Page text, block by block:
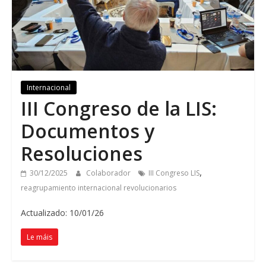
Internacional
III Congreso de la LIS:
Documentos y
Resoluciones
30/12/2025 Colaborador III Congreso LIS,
reagrupamiento internacional revolucionarios
Actualizado: 10/01/26
Le máis